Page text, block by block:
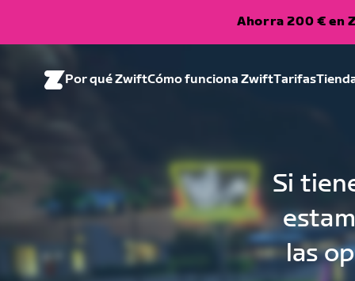
Ahorra 200 € en
Por qué ZwiftCómo funciona ZwiftTarifas
Si
las